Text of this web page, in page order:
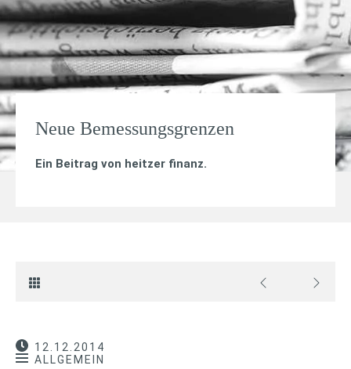
Neue Bemessungsgrenzen
Ein Beitrag von heitzer finanz.
12.12.2014
ALLGEMEIN